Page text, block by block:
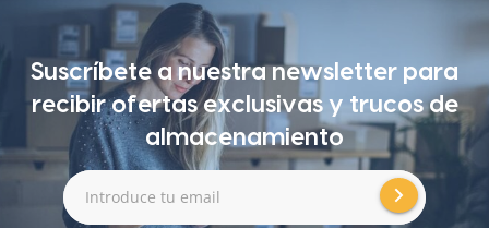
Suscríbete a nuestra newsletter para
recibir ofertas exclusivas y trucos de
almacenamiento
Introduce tu email